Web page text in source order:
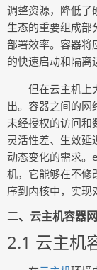
调整资源，降低了
生态的重要组成部
部署效率。容器将
的快速启动和隔离
但在云主机上
出。容器之间的网
未经授权的访问和
灵活性差、生效延
动态变化的需求。
机，它能够在不修
序到内核中，实现
二、云主机容器
2.1 云主机